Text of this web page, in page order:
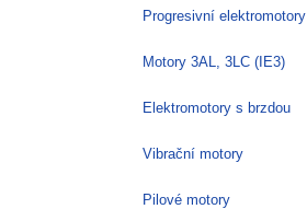
Progresivní elektromotory
Motory 3AL, 3LC (IE3)
Elektromotory s brzdou
Vibrační motory
Pilové motory